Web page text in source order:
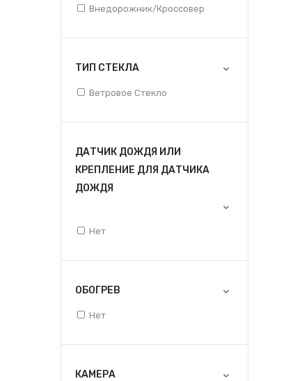
Внедорожник/кроссовер
ТИП СТЕКЛА
Ветровое Стекло
ДАТЧИК ДОЖДЯ ИЛИ
КРЕПЛЕНИЕ ДЛЯ ДАТЧИКА
ДОЖДЯ
Нет
ОБОГРЕВ
Нет
КАМЕРА